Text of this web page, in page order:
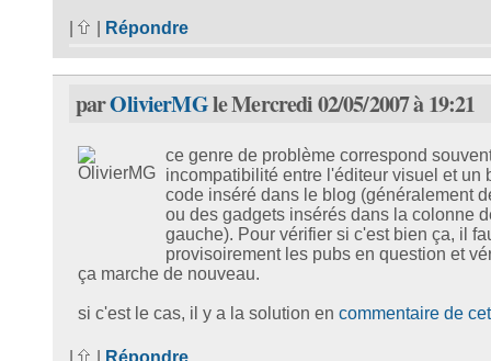
Répondre
parOlivierMGle Mercredi 02/05/2007 à 19:21
ce genre de problème correspond
incompatibilité entre l'éditeur visuel et un
code inséré dans le blog (généralement
ou des gadgets insérés dans la colonne
gauche). Pour vérifier si c'est bien ça, il
provisoirement les pubs en question et
ça marche de nouveau.
si c'est le cas, il y a la solution en commentaire de
Répondre